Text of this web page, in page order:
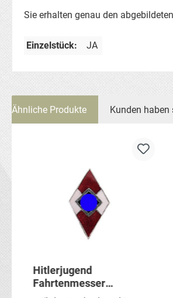
Sie erhalten genau den
Einzelstück: JA
Ähnliche Produkte Kunden
Hitlerjugend
Fahrtenmesser